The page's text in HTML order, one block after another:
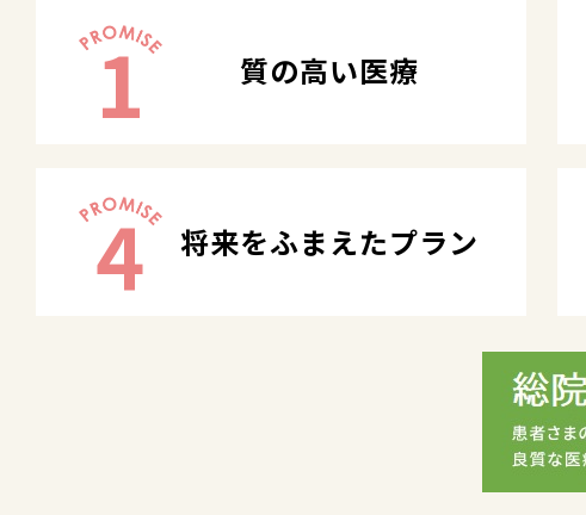
1 質の高い医療
4 将来をふまえたプラン